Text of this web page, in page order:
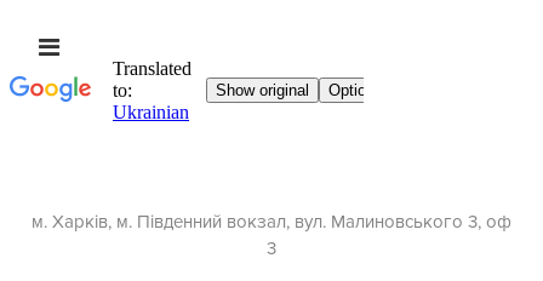
м. Харків, м. Південний вокзал, вул. Малиновського 3, оф
3